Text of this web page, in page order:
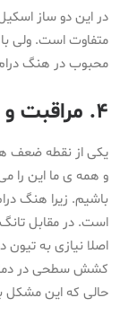
در این دو ساز
متفاوت است. ولی با
محبوب در هنگ درام
4. مراقبت و نحوه ی تیون کردن ساز:
یکی از نقطه ضعف
و همه ی ما این را
است. در مقابل
اصلا نیازی به
کشش سطحی در دمای
حالی که این مشکل